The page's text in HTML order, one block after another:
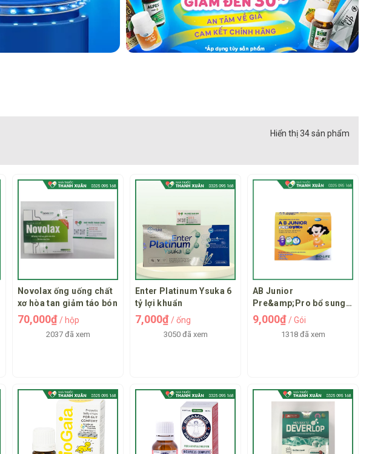
Hiển thị 34 sản phẩm
Novolax ống uống chất
xơ hòa tan giảm táo bón
70,000₫ / hộp
2037 đã xem
Enter Platinum Ysuka 6
tỷ lợi khuẩn
7,000₫ / ống
3050 đã xem
AB Junior
Pre&amp;Pro bổ sung
lợi khuẩn
9,000₫ / Gói
1318 đã xem